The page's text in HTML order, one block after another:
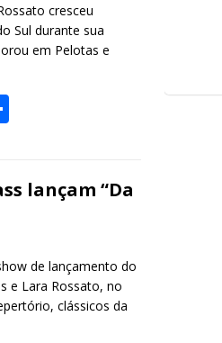
cresceu
Sul durante sua
em Pelotas e
elançam “Da
de lançamento do
e Lara Rossato, no
clássicos da